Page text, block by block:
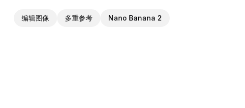
编辑图像 多重参考 Nano Banana 2